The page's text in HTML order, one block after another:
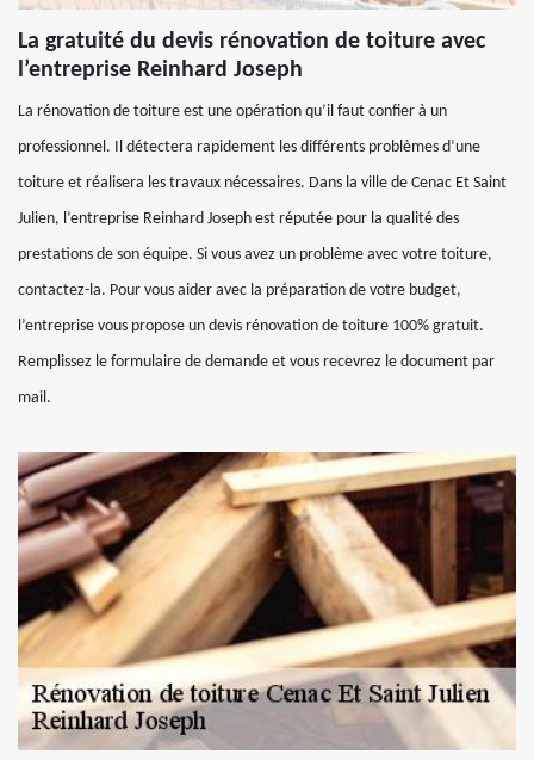
La gratuité du devis rénovation de toiture avec
l’entreprise Reinhard Joseph
La rénovation de toiture est une opération qu’il faut confier à un
professionnel. Il détectera rapidement les différents problèmes d’une
toiture et réalisera les travaux nécessaires. Dans la ville de Cenac Et Saint
Julien, l’entreprise Reinhard Joseph est réputée pour la qualité des
prestations de son équipe. Si vous avez un problème avec votre toiture,
contactez-la. Pour vous aider avec la préparation de votre budget,
l’entreprise vous propose un devis rénovation de toiture 100% gratuit.
Remplissez le formulaire de demande et vous recevrez le document par
mail.